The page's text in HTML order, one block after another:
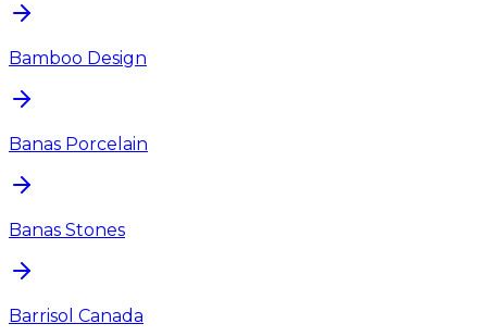
Bamboo Design
Banas Porcelain
Banas Stones
Barrisol Canada